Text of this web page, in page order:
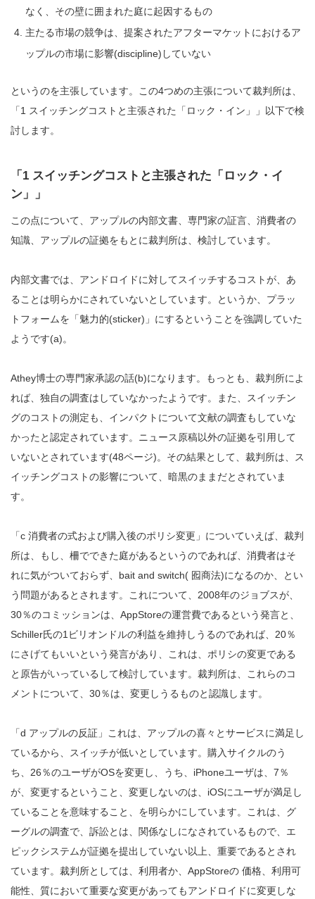
なく、その壁に囲まれた庭に起因するもの
主たる市場の競争は、提案されたアフターマケットにおけるア
ップルの市場に影響(discipline) していない
というのを主張しています。この4つめの主張について裁判所は、
「1 スイッチングコストと主張された「ロック・イン」」以下で検
討します。
「1 スイッチングコストと主張された「ロック・イ
ン」」
この点について、アップルの内部文書、専門家の証言、消費者の
知識、アップルの証拠をもとに裁判所は、検討しています。
内部文書では、アンドロイドに対してスイッチするコストが、あ
ることは明らかにされていないとしています。というか、プラッ
トフォームを「魅力的(sticker)」にするということを強調していた
ようです(a)。
Athey博士の専門家承認の話(b)になります。もっとも、裁判所によ
れば、独自の調査はしていなかったようです。また、スイッチン
グのコストの測定も、インパクトについて文献の調査もしていな
かったと認定されています。ニュース原稿以外の証拠を引用して
いないとされています(48ページ)。その結果として、裁判所は、ス
イッチングコストの影響について、暗黒のままだとされていま
す。
「c 消費者の式および購入後のポリシ変更」についていえば、裁判
所は、もし、柵でできた庭があるというのであれば、消費者はそ
れに気がついておらず、bait and switch( 囮商法)になるのか、とい
う問題があるとされます。これについて、2008年のジョブスが、
30％のコミッションは、AppStoreの運営費であるという発言と、
Schiller氏の1ビリオンドルの利益を維持しうるのであれば、20％
にさげてもいいという発言があり、これは、ポリシの変更である
と原告がいっているして検討しています。裁判所は、これらのコ
メントについて、30％は、変更しうるものと認識します。
「d アップルの反証」これは、アップルの喜々とサービスに満足し
ているから、スイッチが低いとしています。購入サイクルのう
ち、26％のユーザがOSを変更し、うち、iPhoneユーザは、7％
が、変更するということ、変更しないのは、iOSにユーザが満足し
ていることを意味すること、を明らかにしています。これは、グ
ーグルの調査で、訴訟とは、関係なしになされているもので、エ
ピックシステムが証拠を提出していない以上、重要であるとされ
ています。裁判所としては、利用者か、AppStoreの 価格、利用可
能性、質において重要な変更があってもアンドロイドに変更しな